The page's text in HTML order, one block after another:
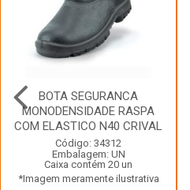
BOTA SEGURANCA
MONODENSIDADE RASPA
COM ELASTICO N40 CRIVAL
Código: 34312
Embalagem: UN
Caixa contém 20 un
*Imagem meramente ilustrativa